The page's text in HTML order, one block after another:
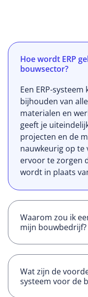
Hoe wordt ERP
bouwsector?
Een ERP-
bijhouden van
materialen en
geeft je
projecten en de
nauwkeurig op te
ervoor te zorgen
wordt in plaats
Waarom zou ik
mijn bouwbedrijf?
Een ERP-
de bouw te
management,
Wat zijn de
systeem voor de